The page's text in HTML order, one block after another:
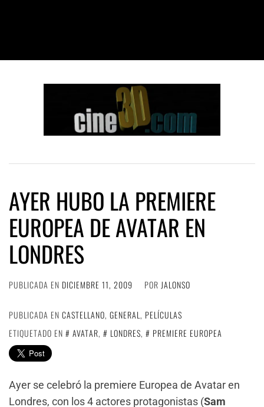
AYER HUBO LA PREMIERE
EUROPEA DE AVATAR EN
LONDRES
PUBLICADA EN DICIEMBRE 11, 2009 POR JALONSO
PUBLICADA EN CASTELLANO, GENERAL, PELÍCULAS
ETIQUETADO EN
AVATAR, LONDRES, PREMIERE EUROPEA
Ayer se celebró la premiere Europea de Avatar en
Londres, con los 4 actores protagonistas (Sam